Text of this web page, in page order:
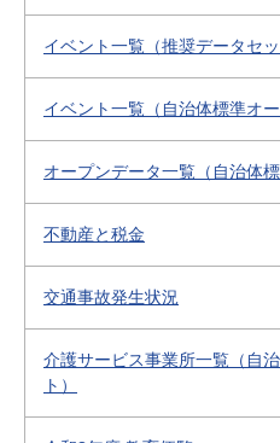
イベント一覧（推奨データセッ
イベント一覧（自治体標準オ
オープンデータ一覧（自治体
不動産と税金
交通事故発生状況
介護サービス事業所一覧（自
ト）